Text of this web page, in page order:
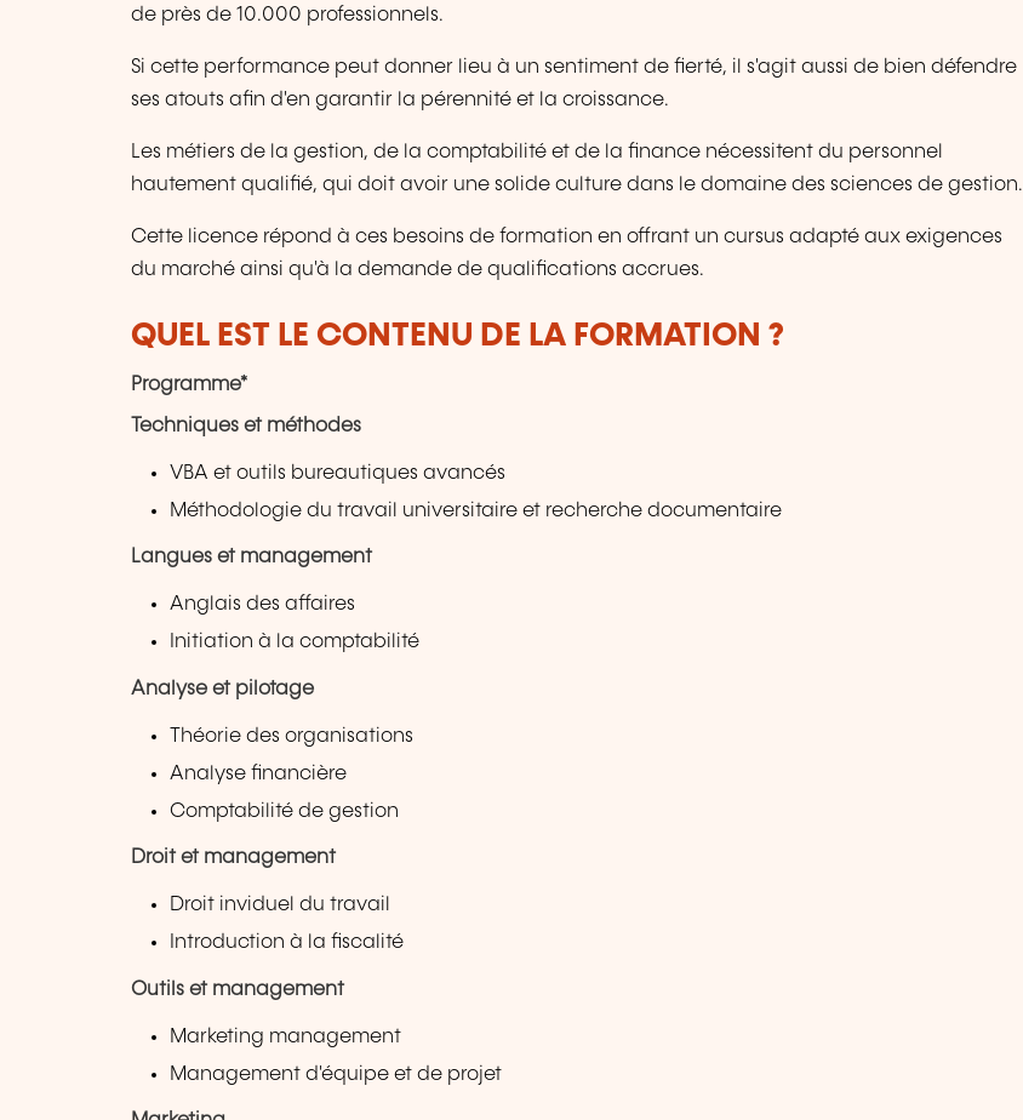
de près de 10.000 professionnels.
Si cette performance peut donner lieu à un sentiment de fierté, il s'agit aussi de bien défendre
ses atouts afin d'en garantir la pérennité et la croissance.
Les métiers de la gestion, de la comptabilité et de la finance nécessitent du personnel
hautement qualifié, qui doit avoir une solide culture dans le domaine des sciences de gestion.
Cette licence répond à ces besoins de formation en offrant un cursus adapté aux exigences
du marché ainsi qu'à la demande de qualifications accrues.
QUEL EST LE CONTENU DE LA FORMATION ?
Programme*
Techniques et méthodes
VBA et outils bureautiques avancés
Méthodologie du travail universitaire et recherche documentaire
Langues et management
Anglais des affaires
Initiation à la comptabilité
Analyse et pilotage
Théorie des organisations
Analyse financière
Comptabilité de gestion
Droit et management
Droit inviduel du travail
Introduction à la fiscalité
Outils et management
Marketing management
Management d'équipe et de projet